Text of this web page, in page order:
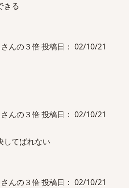
きる
んの３倍 投稿日： 02/10/21
んの３倍 投稿日： 02/10/21
してばれない
んの３倍 投稿日： 02/10/21